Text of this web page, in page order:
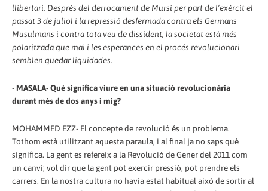
llibertari. Després del derrocament de Mursi per part de l’exèrcit el
passat 3 de juliol i la repressió desfermada contra els Germans
Musulmans i contra tota veu de dissident, la societat està més
polaritzada que mai i les esperances en el procés revolucionari
semblen quedar liquidades.
- MASALA- Què significa viure en una situació revolucionària
durant més de dos anys i mig?
MOHAMMED EZZ- El concepte de revolució és un problema.
Tothom està utilitzant aquesta paraula, i al final ja no saps què
significa. La gent es refereix a la Revolució de Gener del 2011 com
un canvi; vol dir que la gent pot exercir pressió, pot prendre els
carrers. En la nostra cultura no havia estat habitual això de sortir al